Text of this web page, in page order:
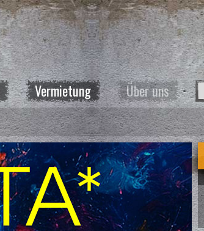
Vermietung Über uns